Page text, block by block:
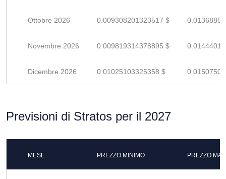
Ottobre 2026 0.009308201323517 $
Novembre 2026 0.009819314378895 $
Dicembre 2026 0.01025103325358 $
Previsioni di Stratos per il 2027
MESE PREZZO MINIMO PREZZO